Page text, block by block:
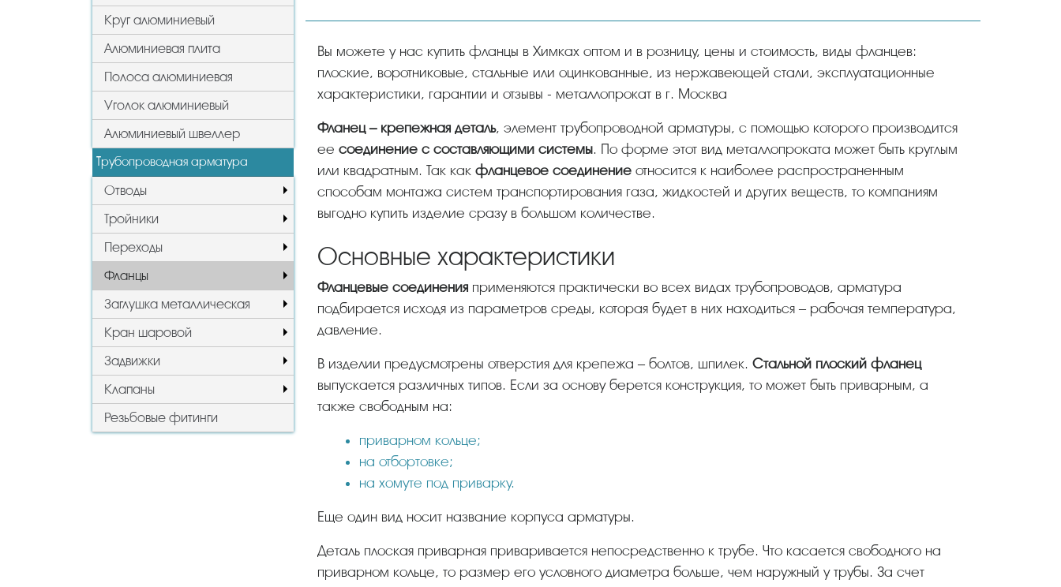
Круг алюминиевый
Алюминиевая плита
Полоса алюминиевая
Уголок алюминиевый
Алюминиевый швеллер
Трубопроводная арматура
Отводы
Тройники
Переходы
Фланцы
Заглушка металлическая
Кран шаровой
Задвижки
Клапаны
Резьбовые фитинги
Вы можете у нас купить фланцы в Химках оптом и в розницу, цены и стоимость, виды фланцев:
плоские, воротниковые, стальные или оцинкованные, из нержавеющей стали, эксплуатационные
характеристики, гарантии и отзывы - металлопрокат в г. Москва
Фланец – крепежная деталь, элемент трубопроводной арматуры, с помощью которого производится
ее соединение с составляющими системы. По форме этот вид металлопроката может быть круглым
или квадратным. Так как фланцевое соединение относится к наиболее распространенным
способам монтажа систем транспортирования газа, жидкостей и других веществ, то компаниям
выгодно купить изделие сразу в большом количестве.
Основные характеристики
Фланцевые соединения применяются практически во всех видах трубопроводов, арматура
подбирается исходя из параметров среды, которая будет в них находиться – рабочая температура,
давление.
В изделии предусмотрены отверстия для крепежа – болтов, шпилек. Стальной плоский фланец
выпускается различных типов. Если за основу берется конструкция, то может быть приварным, а
также свободным на:
приварном кольце;
на отбортовке;
на хомуте под приварку.
Еще один вид носит название корпуса арматуры.
Деталь плоская приварная приваривается непосредственно к трубе. Что касается свободного на
приварном кольце, то размер его условного диаметра больше, чем наружный у трубы. За счет